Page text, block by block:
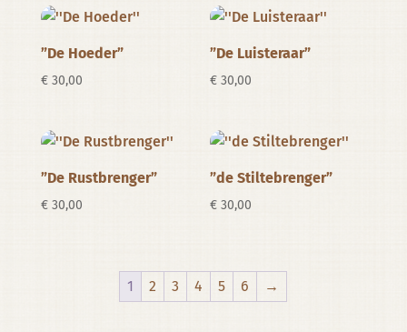
”De Hoeder”
€30,00
”De Luisteraar”
€ 30,00
”De Rustbrenger”
€30,00
”de Stiltebrenger”
€ 30,00
1 2 3 4 5 6 →